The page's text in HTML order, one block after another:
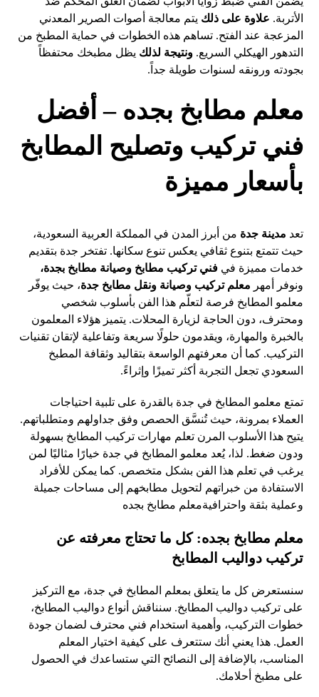
الأتربة. علاوة على ذلك يتم معالجة أصوات الصرير المعدني
المزعجة عند الفتح. تساهم هذه الخطوات في حماية المطبخ من
التدهور الهيكلي السريع.ونتيجة لذلك يظل مطبخك محتفظاً
بجودته ورونقه لسنوات طويلة جداً.
معلم مطابخ بجده – أفضل
فني تركيب وتصليح المطابخ
بأسعار مميزة
تعد مدينة جدة من أبرز المدن في المملكة العربية السعودية،
حيث تتمتع بتنوع ثقافي يعكس تنوع سكانها. تفتخر جدة بتقديم
خدمات مميزة فيفني تركيب مطابخ وصيانة مطابخ بجدة،
ونوفر أمهر معلم تركيب وصيانة ونقل مطابخ جدة، حيث يوفّر
معلمو المطابخ فرصة لتعلّم هذا الفن بأسلوب شخصي
ومحترف، دون الحاجة لزيارة المحلات. يتميز هؤلاء المعلمون
بالخبرة والمهارة، ويقدمون حلولًا سريعة وتفاعلية لإتقان تقنيات
التركيب. كما أن معرفتهم الواسعة بتقاليد وثقافة المطبخ
السعودي تجعل التجربة أكثر تميزًا وإثراءً.
تمتع معلمو المطابخ في جدة بالقدرة على تلبية احتياجات
العملاء بمرونة، حيث تُنسَّق الحصص وفق جداولهم ومتطلباتهم.
يتيح هذا الأسلوب المرن تعلم مهارات تركيب المطابخ بسهولة
ودون ضغط. لذا، يُعد معلمو المطابخ في جدة خيارًا مثاليًا لمن
يرغب في تعلم هذا الفن بشكل متخصص. كما يمكن للأفراد
الاستفادة من خبراتهم لتحويل مطابخهم إلى مساحات جميلة
وعملية بثقة واحترافيةمعلم مطابخ بجده
معلم مطابخ بجده: كل ما تحتاج معرفته عن
تركيب دواليب المطابخ
سنستعرض كل ما يتعلق بمعلم المطابخ في جدة، مع التركيز
على تركيب دواليب المطابخ. سنناقش أنواع دواليب المطابخ،
خطوات التركيب، وأهمية استخدام فني محترف لضمان جودة
العمل. هذا يعني أنك ستتعرف على كيفية اختيار المعلم
المناسب، بالإضافة إلى النصائح التي ستساعدك في الحصول
على مطبخ أحلامك.